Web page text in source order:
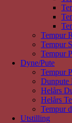
Tempur
Tempur
Tempur
Dyne/Pute
Tempur
Dunpute
Helårs
Helårs
Tempur
Utstilling